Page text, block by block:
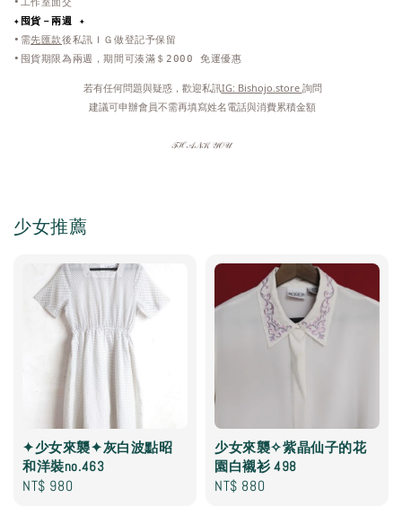
✦ 囤貨－兩週 ✦
•需先匯款後私訊ＩＧ做登記予保留
•囤貨期限為兩週，期間可湊滿＄2000 免運優惠
若有任何問題與疑惑，歡迎私訊IG: Bishojo.store 詢問
建議可申辦會員不需再填寫姓名電話與消費累積金額
𝒯ℋ𝒜𝒩𝒦 𝒴𝒪𝒰
少女推薦
✦少女來襲✦灰白波點昭
和洋裝no.463
Regular
NT$ 980
少女來襲✧紫晶仙子的花
園白襯衫 498
Regular
NT$ 880